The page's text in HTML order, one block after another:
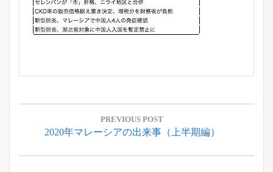
投
ビ
PREVIOUS POST
Previous
2020年マレーシアの出来事（上半期編）